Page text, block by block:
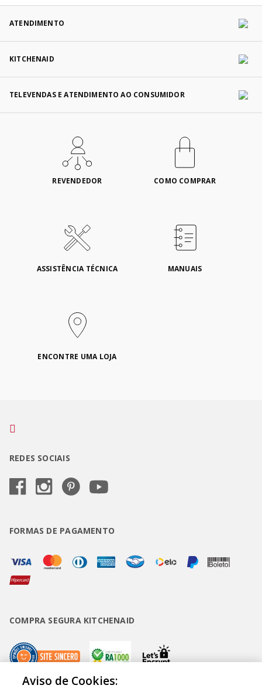
ATENDIMENTO
KITCHENAID
TELEVENDAS E ATENDIMENTO AO CONSUMIDOR
REVENDEDOR COMO COMPRAR
ASSISTÊNCIA TÉCNICA MANUAIS
ENCONTRE UMA LOJA
REDES SOCIAIS
FORMAS DE PAGAMENTO
COMPRA SEGURA KITCHENAID
Aviso de Cookies: